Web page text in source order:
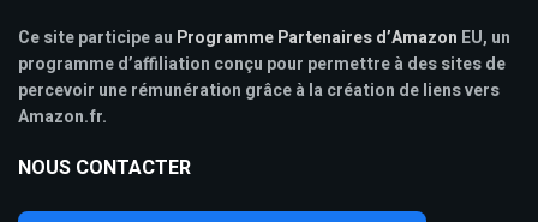
Ce site participe au Programme Partenaires d’Amazon EU, un
programme d’affiliation conçu pour permettre à des sites de
percevoir une rémunération grâce à la création de liens vers
Amazon.fr.
NOUS CONTACTER